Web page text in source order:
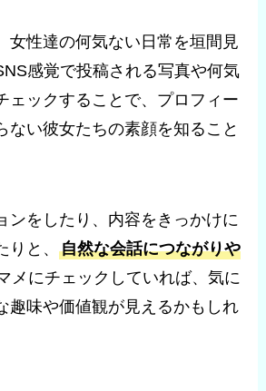
女性達の何気ない日常を垣間見
感覚で投稿される写真や何気
ェックすることで、プロフィー
ない彼女たちの素顔を知ること
ンをしたり、内容をきっかけに
りと、自然な会話につながりや
メにチェックしていれば、気に
趣味や価値観が見えるかもしれ